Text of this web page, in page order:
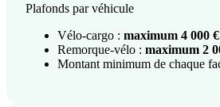
Plafonds par véhicule
Vélo-cargo : maximum 4 000 €
Remorque-vélo : maximum 2
Montant minimum de chaque